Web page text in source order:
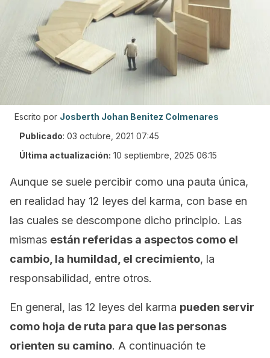
Escrito por Josberth Johan Benitez Colmenares
Publicado: 03 octubre, 2021 07:45
Última actualización: 10 septiembre, 2025 06:15
Aunque se suele percibir como una pauta única,
en realidad hay 12 leyes del karma, con base en
las cuales se descompone dicho principio. Las
mismas están referidas a aspectos como el
cambio, la humildad, el crecimiento, la
responsabilidad, entre otros.
En general, las 12 leyes del karma pueden servir
como hoja de ruta para que las personas
orienten su camino. A continuación te